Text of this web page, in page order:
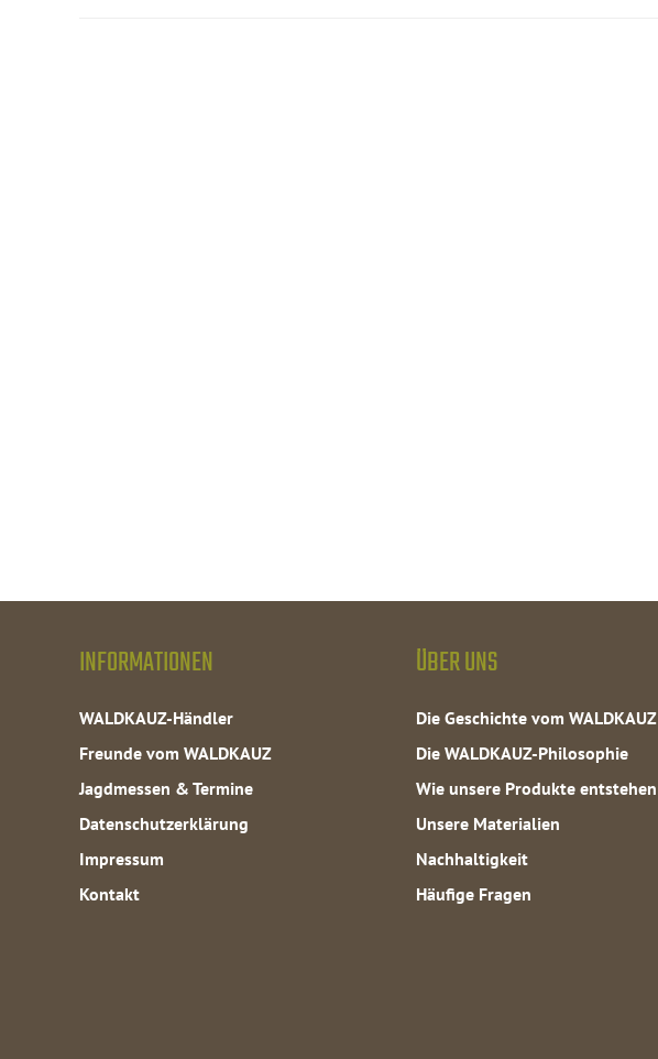
INFORMATIONEN
WALDKAUZ-Händler
Freunde vom WALDKAUZ
Jagdmessen & Termine
Datenschutzerklärung
Impressum
Kontakt
ÜBER UNS
Die Geschichte vom WALDKAUZ
Die WALDKAUZ-Philosophie
Wie unsere Produkte entstehen
Unsere Materialien
Nachhaltigkeit
Häufige Fragen